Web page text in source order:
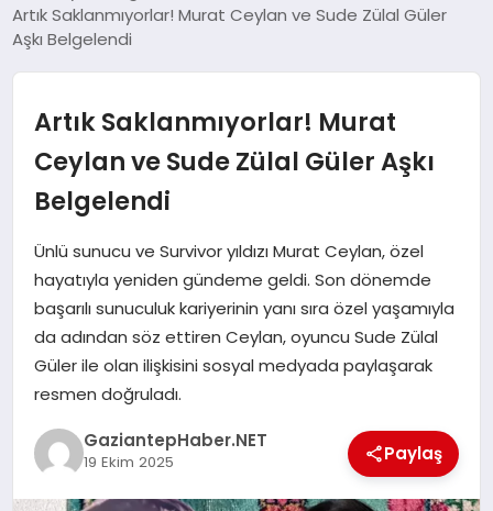
EĞITIM
FINANS
MAGAZIN
SPOR
SIYASET
Artık Saklanmıyorlar! Murat Ceylan ve Sude Zülal Güler
Aşkı Belgelendi
Artık Saklanmıyorlar! Murat
Ceylan ve Sude Zülal Güler Aşkı
Belgelendi
Ünlü sunucu ve Survivor yıldızı Murat Ceylan, özel
hayatıyla yeniden gündeme geldi. Son dönemde
başarılı sunuculuk kariyerinin yanı sıra özel yaşamıyla
da adından söz ettiren Ceylan, oyuncu Sude Zülal
Güler ile olan ilişkisini sosyal medyada paylaşarak
resmen doğruladı.
GaziantepHaber.NET
19 Ekim 2025 Paylaş